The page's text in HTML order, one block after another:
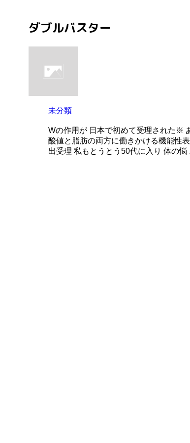
ダブルバスター
未分類
Wの作用が 日本で初めて受理された※
酸値と脂肪の両方に働きかける機能性
出受理 私もとうとう50代に入り 体の悩